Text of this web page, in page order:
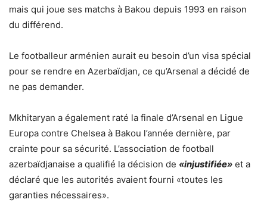
mais qui joue ses matchs à Bakou depuis 1993 en raison
du différend.
Le footballeur arménien aurait eu besoin d’un visa spécial
pour se rendre en Azerbaïdjan, ce qu’Arsenal a décidé de
ne pas demander.
Mkhitaryan a également raté la finale d’Arsenal en Ligue
Europa contre Chelsea à Bakou l’année dernière, par
crainte pour sa sécurité. L’association de football
azerbaïdjanaise a qualifié la décision de «injustifiée» et a
déclaré que les autorités avaient fourni «toutes les
garanties nécessaires».